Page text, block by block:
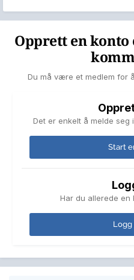
Opprett en
Du må være et medlem for
Det er enkelt å melde
Start
Har du allerede en
Logg